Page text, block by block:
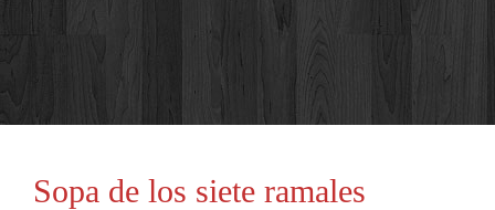
Sopa de los siete ramales